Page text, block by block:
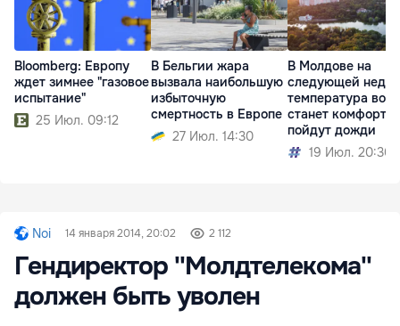
Bloomberg: Европу
ждет зимнее "газовое
испытание"
25 Июл. 09:12
В Бельгии жара
вызвала наибольшую
избыточную
смертность в Европе
27 Июл. 14:30
В Молдове на
следующей
температура
станет
пойдут дожди
19 Июл. 20:30
Noi 14 января 2014, 20:02 2 112
Гендиректор ''Молдтелекома''
должен быть уволен